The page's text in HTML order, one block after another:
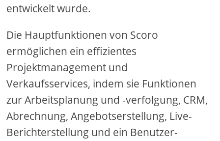
entwickelt wurde.
Die Hauptfunktionen von Scoro
ermöglichen ein effizientes
Projektmanagement und
Verkaufsservices, indem sie Funktionen
zur Arbeitsplanung und -verfolgung, CRM,
Abrechnung, Angebotserstellung, Live-
Berichterstellung und ein Benutzer-